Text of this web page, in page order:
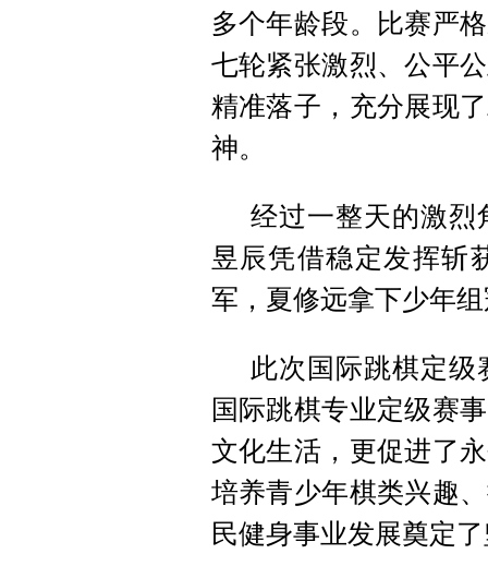
多个年龄段。比赛严
七轮紧张激烈、公平
精准落子，充分展现
神。
经过一整天的激烈
昱辰凭借稳定发挥斩
军，夏修远拿下少年
此次国际跳棋定
国际跳棋专业定级赛
文化生活，更促进了
培养青少年棋类兴趣
民健身事业发展奠定